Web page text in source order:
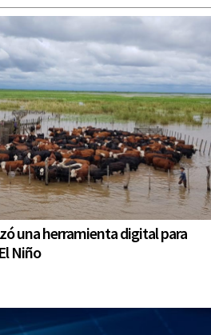
una herramienta digital para
Niño